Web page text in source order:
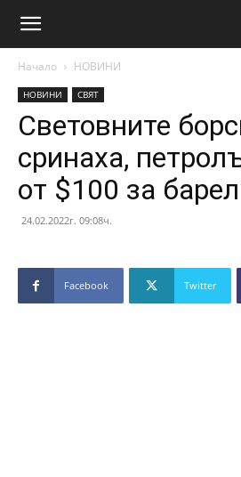
Начало НОВИНИ
НОВИНИ СВЯТ
Световните
сринаха,
от $100 за барел
24.02.2022г. 09:08ч.
Facebook Twitter